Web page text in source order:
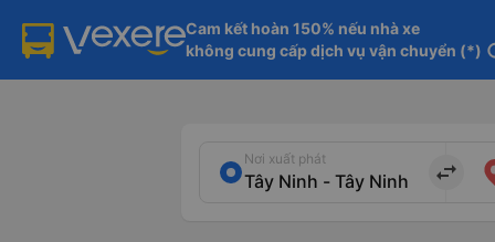
Cam kết hoàn 150% nếu nhà xe
không cung cấp dịch vụ vận chuyển (*)
Nơi xuất phát
import_export